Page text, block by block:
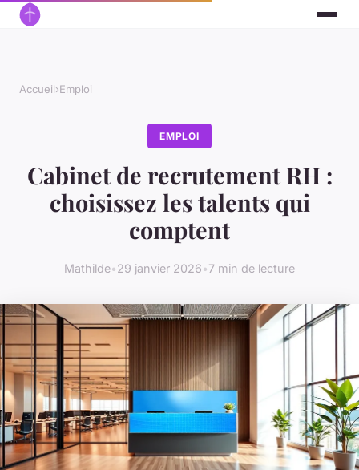
Accueil›Emploi
EMPLOI
Cabinet de recrutement RH :
choisissez les talents qui
comptent
Mathilde•29 janvier 2026•7 min de lecture